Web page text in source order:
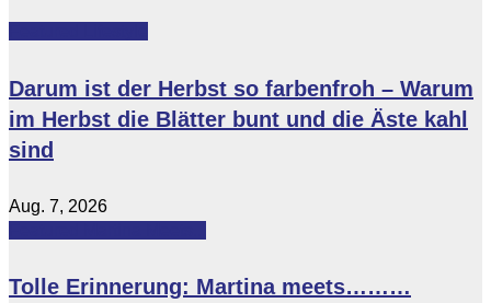
Darum ist der Herbst so farbenfroh – Warum
im Herbst die Blätter bunt und die Äste kahl
sind
Aug. 7, 2026
Tolle Erinnerung: Martina meets………